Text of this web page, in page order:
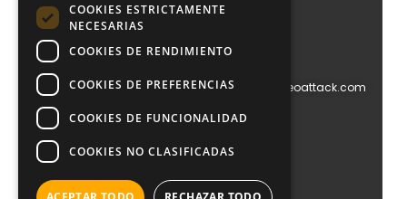
Web
Branding
Agencia
Media
Growth
+34
612
info@blog.neoattack.com
COOKIES ESTRICTAMENTE
NECESARIAS
COOKIES DE RENDIMIENTO
COOKIES DE PREFERENCIAS
COOKIES DE FUNCIONALIDAD
COOKIES NO CLASIFICADAS